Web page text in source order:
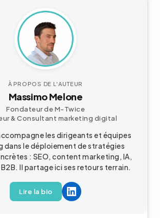
À PROPOS DE L'AUTEUR
Massimo Melone
Fondateur de M-Twice
& Consultant marketing digital
les dirigeants et équipes
dans le déploiement de stratégies
: SEO, content marketing, IA,
B2B. Il partage ici ses retours terrain.
Lire la bio